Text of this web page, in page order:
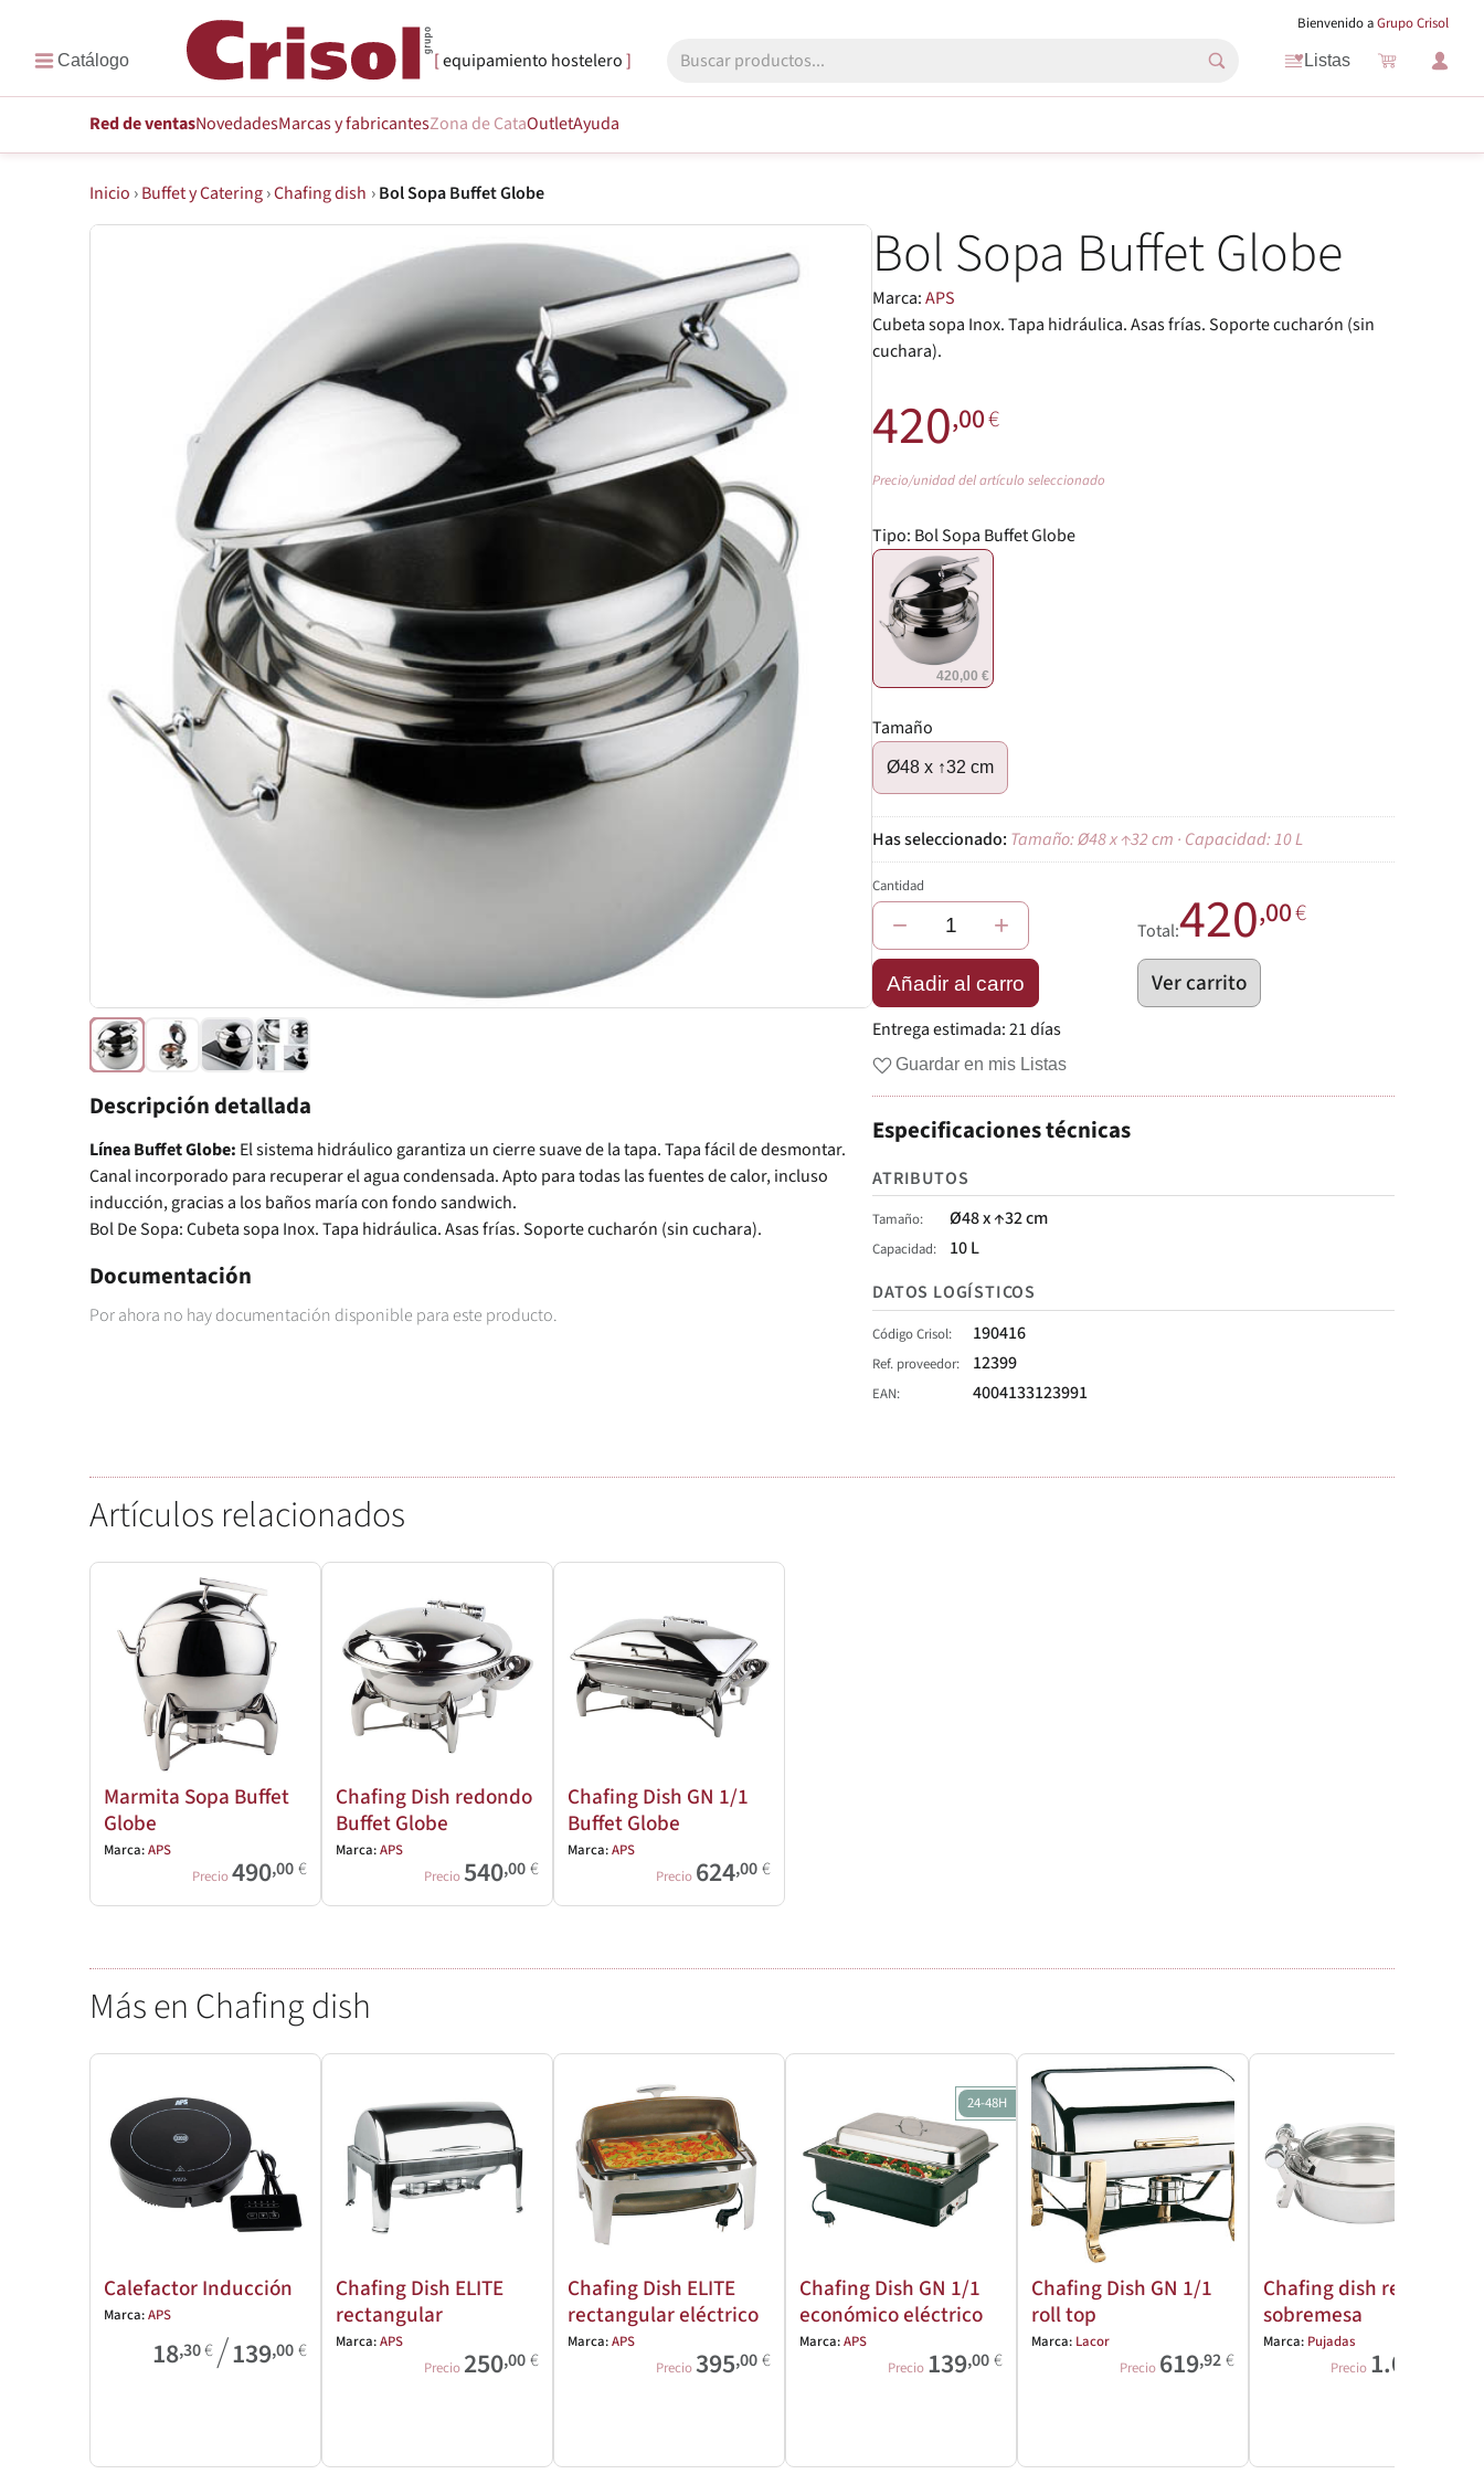
Bienvenido aGrupo Crisol
equipamiento hostelero Listas
Red de ventasNovedadesMarcasy fabricantesZona de CataOutletAyuda
Inicio ›Buffet y Catering›Chafing dish › Bol Sopa Buffet Globe
Descripción detallada
Línea Buffet Globe: El sistema hidráulico garantiza un cierre suave de la tapa. Tapa fácil de desmontar.
Canal incorporado para recuperar el agua condensada. Apto para todas las fuentes de calor, incluso
inducción, gracias a los baños maría con fondo sandwich.
Bol De Sopa: Cubeta sopa Inox. Tapa hidráulica. Asas frías. Soporte cucharón (sin cuchara).
Documentación
Por ahora no hay documentación disponible para este producto.
Bol Sopa Buffet Globe
Marca:APS
Cubeta sopa Inox. Tapa hidráulica. Asas frías. Soporte cucharón (sin
cuchara).
420,00€
Precio/unidad del artículo seleccionado
Tipo: Bol Sopa Buffet Globe
420,00 €
Tamaño
Ø48 x ↑32 cm
Tamaño: Ø48 x ↑32 cm · Capacidad: 10 L
Cantidad
− +
Añadir al carro
Total:420,00€
Ver carrito
Entrega estimada:21 días
Guardar en mis Listas
Especificaciones técnicas
ATRIBUTOS
Tamaño Ø48 x ↑32 cm
Capacidad
10 L
DATOS LOGÍSTICOS
Código Crisol 190416
Ref. proveedor 12399
EAN 4004133123991
Artículos relacionados
Marmita Sopa Buffet
Globe
Marca:APS
Precio490,00€
Chafing Dish redondo
Buffet Globe
Marca:APS
Precio 540,00€
Chafing Dish GN 1/1
Buffet Globe
Marca:APS
Precio 624,00€
Más en Chafing dish
Calefactor Inducción
Marca:APS
18,30€/139,00€
Chafing Dish ELITE
rectangular
Marca:APS
Precio 250,00€
Chafing Dish ELITE
rectangular eléctrico
Marca:APS
Precio 395,00€
24-48H
Chafing Dish GN 1/1
económico eléctrico
Marca:APS
Precio 139,00€
Chafing Dish GN 1/1
roll top
Marca: Lacor
Precio 619,92€
Chafing dish redondo
sobremesa
Marca: Pujadas
Precio 1.008